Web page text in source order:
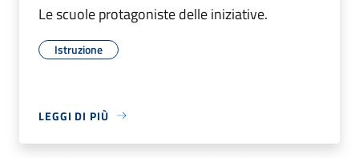
Le scuole protagoniste delle iniziative.
Istruzione
LEGGI DI PIÙ